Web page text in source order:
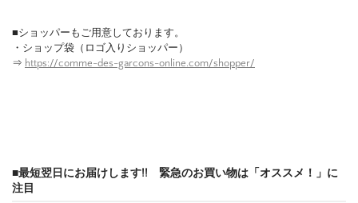
■ショッパーもご用意しております。
・ショップ袋（ロゴ入りショッパー）
⇒ https://comme-des-garcons-online.com/shopper/
■最短翌日にお届けします!! 緊急のお買い物は「オススメ！」に
注目